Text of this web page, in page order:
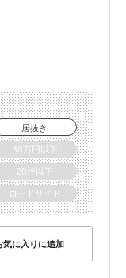
居抜き
30万円以下
20坪以下
ロードサイド
気に入りに追加